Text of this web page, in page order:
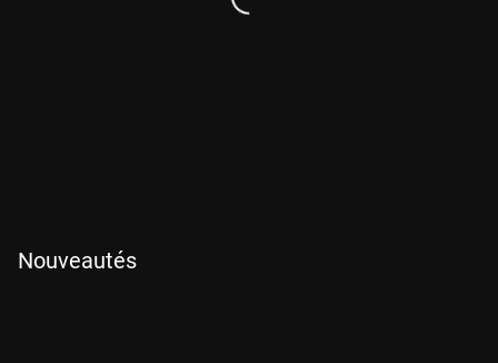
Nouveautés